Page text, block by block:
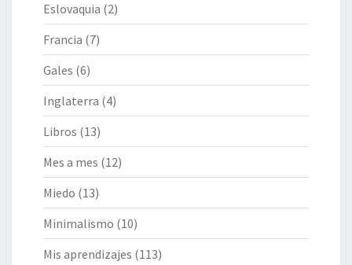
Eslovaquia (2)
Francia (7)
Gales (6)
Inglaterra (4)
Libros (13)
Mes a mes (12)
Miedo (13)
Minimalismo (10)
Mis aprendizajes (113)